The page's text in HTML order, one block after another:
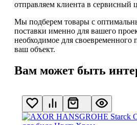
отправляем клиента в сервисный
Мы подберем товары с
поставки именно для вашего
необходимое для своевременного
ваш объект.
Вам может быть